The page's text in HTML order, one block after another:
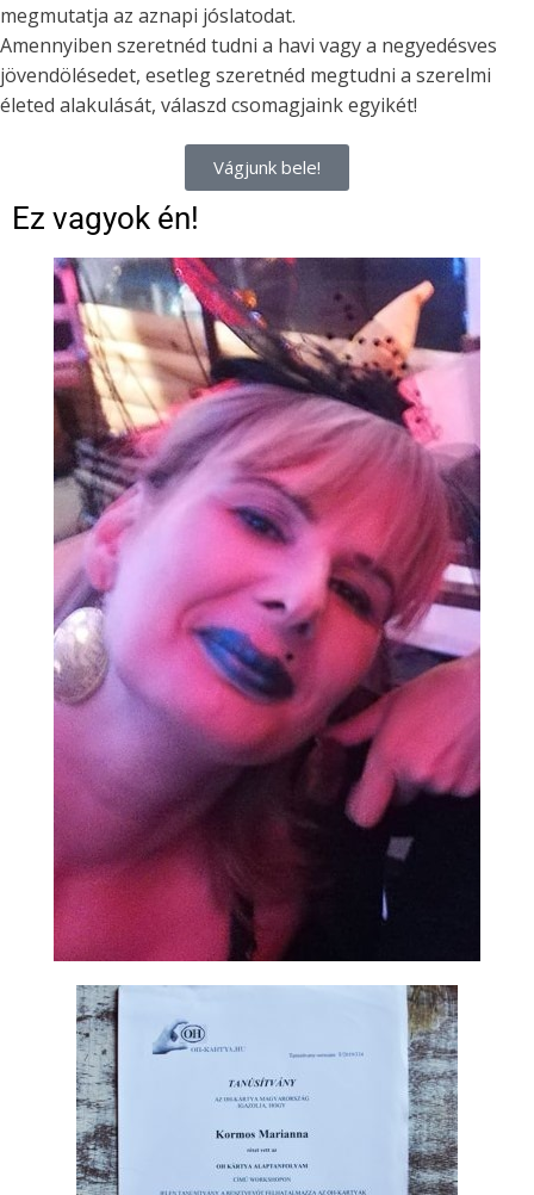
megmutatja az aznapi jóslatodat.
Amennyiben szeretnéd tudni a havi vagy a negyedésves
jövendölésedet, esetleg szeretnéd megtudni a szerelmi
életed alakulását, válaszd csomagjaink egyikét!
Vágjunk bele!
Ez vagyok én!